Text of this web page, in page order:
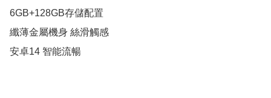
6GB+128GB存儲配置
纖薄金屬機身 絲滑觸感
安卓14 智能流暢